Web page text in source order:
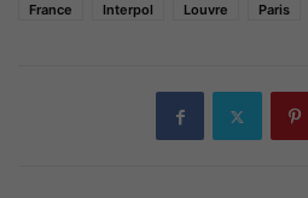
France
Interpol Louvre Paris